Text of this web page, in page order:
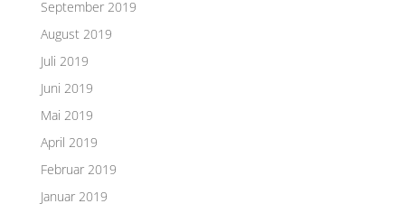
September 2019
August 2019
Juli 2019
Juni 2019
Mai 2019
April 2019
Februar 2019
Januar 2019